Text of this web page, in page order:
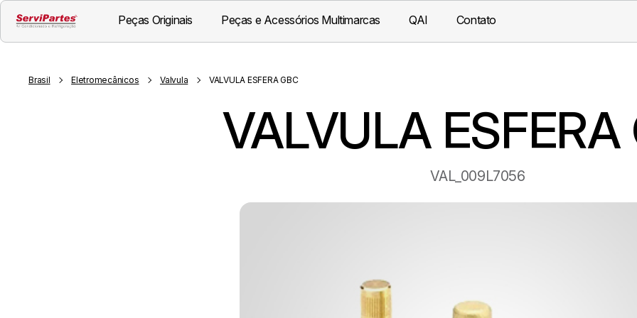
Peças Originais Peças e Acessórios Multimarcas QAI Contato
Brasil Eletromecânicos Valvula VALVULA ESFERA GBC
VALVULA ESFERA
VAL_009L7056